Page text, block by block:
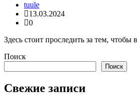
tuule
13.03.2024
0
Здесь стоит проследить за тем,
Поиск
Поиск
Свежие записи